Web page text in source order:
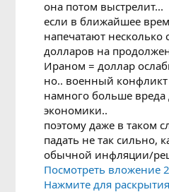
она потом выстрелит...
если в ближайшее
напечатают несколько
долларов на
Ираном = доллар
но.. военный конфликт
намного больше
экономики..
поэтому даже в таком
падать не так сильно,
обычной инфляции/
Посмотреть вложение
Нажмите для